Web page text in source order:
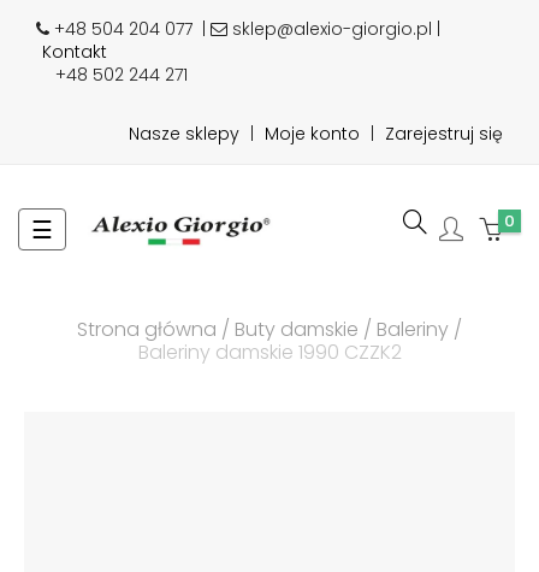
+48 504 204 077
sklep@alexio-giorgio.pl |
Kontakt
+48 502 244 271
Nasze sklepy Moje konto Zarejestruj się
Toggle
navigation
☰ 0
Strona główna Buty damskie
Baleriny
Baleriny damskie 1990 CZZK2